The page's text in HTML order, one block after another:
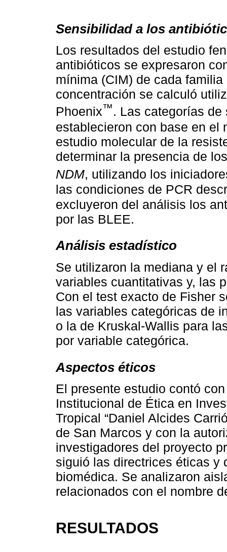
Sensibilidad a los
Los resultados del estudio
antibióticos se expresaron
mínima (CIM) de cada
concentración se calculó
Phoenix™. Las categorías
establecieron con base en
estudio molecular de la
determinar la presencia de
NDM, utilizando los
las condiciones de PCR
excluyeron del análisis los
por las BLEE.
Análisis estadístico
Se utilizaron la mediana y el
variables cuantitativas y, las
Con el test exacto de Fisher
las variables categóricas de
o la de Kruskal-Wallis para
por variable categórica.
Aspectos éticos
El presente estudio contó
Institucional de Ética en
Tropical “Daniel Alcides
de San Marcos y con la
investigadores del proyecto
siguió las directrices éticas y
biomédica. Se analizaron
relacionados con el nombre
RESULTADOS